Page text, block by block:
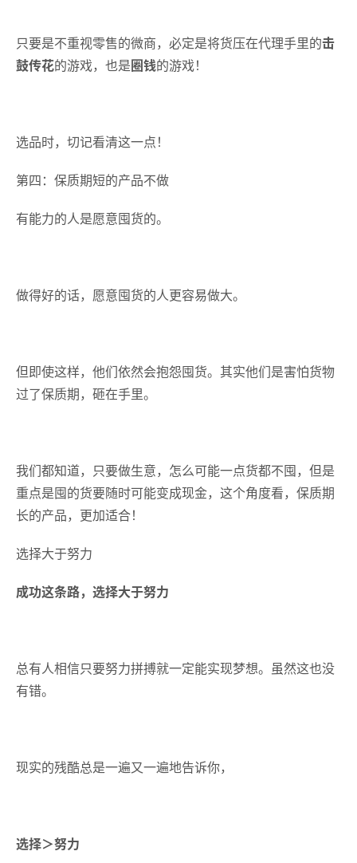
只要是不重视零售的微商，必定是将货压在代理手里的击
鼓传花的游戏，也是 圈钱的游戏！
选品时，切记看清这一点！
第四：保质期短的产品不做
有能力的人是愿意囤货的。
做得好的话，愿意囤货的人更容易做大。
但即使这样，他们依然会抱怨囤货。其实他们是害怕货物
过了保质期，砸在手里。
我们都知道，只要做生意，怎么可能一点货都不囤，但是
重点是囤的货要随时可能变成现金，这个角度看，保质期
长的产品，更加适合！
选择大于努力
成功这条路，选择大于努力
总有人相信只要努力拼搏就一定能实现梦想。虽然这也没
有错。
现实的残酷总是一遍又一遍地告诉你，
选择＞努力